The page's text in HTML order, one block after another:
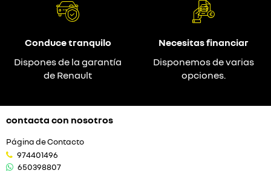
Conduce tranquilo
Dispones de la garantía
de Renault
Necesitas financiar
Disponemos de varias
opciones.
contacta con nosotros
Página de Contacto
974401496
650398807